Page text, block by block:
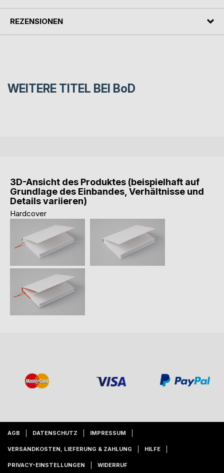
REZENSIONEN
WEITERE TITEL BEI BoD
3D-Ansicht des Produktes (beispielhaft auf
Grundlage des Einbandes, Verhältnisse und
Details variieren)
Hardcover
AGB DATENSCHUTZ IMPRESSUM
VERSANDKOSTEN, LIEFERUNG & ZAHLUNG HILFE
PRIVACY-EINSTELLUNGEN WIDERRUF